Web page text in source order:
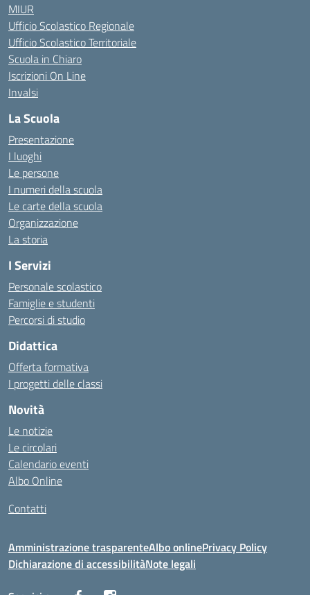
MIUR
Ufficio Scolastico Regionale
Ufficio Scolastico Territoriale
Scuola in Chiaro
Iscrizioni On Line
Invalsi
La Scuola
Presentazione
I luoghi
Le persone
I numeri della scuola
Le carte della scuola
Organizzazione
La storia
I Servizi
Personale scolastico
Famiglie e studenti
Percorsi di studio
Didattica
Offerta formativa
I progetti delle classi
Novità
Le notizie
Le circolari
Calendario eventi
Albo Online
Contatti
Amministrazione trasparenteAlbo onlinePrivacy Policy
Dichiarazione di accessibilitàNote legali